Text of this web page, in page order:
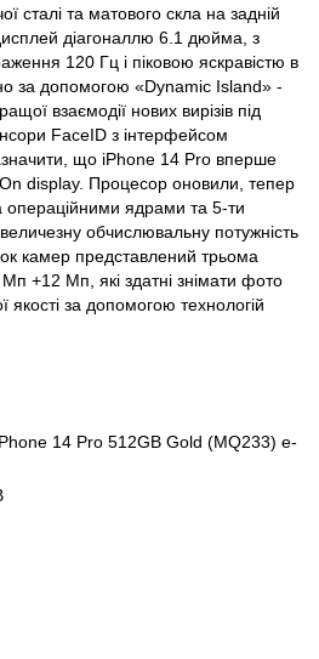
сталі та матового скла на задній
діагоналлю 6.1 дюйма, з
120 Гц і піковою яскравістю в
за допомогою «Dynamic Island» -
взаємодії нових вирізів під
FaceID з інтерфейсом
що iPhone 14 Pro вперше
display. Процесор оновили, тепер
ядрами та 5-ти
обчислювальну потужність
камер представлений трьома
+12 Мп, які здатні знімати фото
якості за допомогою технологій
14 Pro 512GB Gold (MQ233) e-